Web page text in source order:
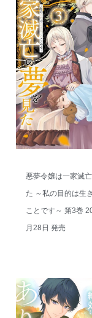
悪夢令嬢は一家滅
た ～私の目的は生
ことです～ 第3巻
月28日 発売